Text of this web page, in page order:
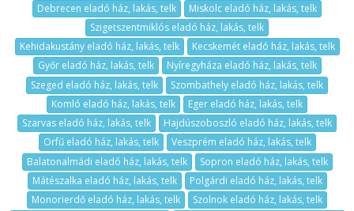
Debrecen eladó ház, lakás, telk
Miskolc eladó ház, lakás, telk
Szigetszentmiklós eladó ház, lakás, telk
Kehidakustány eladó ház, lakás, telk
Kecskemét eladó ház, lakás, telk
Győr eladó ház, lakás, telk
Nyíregyháza eladó ház, lakás, telk
Szeged eladó ház, lakás, telk
Szombathely eladó ház, lakás, telk
Komló eladó ház, lakás, telk
Eger eladó ház, lakás, telk
Szarvas eladó ház, lakás, telk
Hajdúszoboszló eladó ház, lakás, telk
Orfű eladó ház, lakás, telk
Veszprém eladó ház, lakás, telk
Balatonalmádi eladó ház, lakás, telk
Sopron eladó ház, lakás, telk
Mátészalka eladó ház, lakás, telk
Polgárdi eladó ház, lakás, telk
Monorierdő eladó ház, lakás, telk
Szolnok eladó ház, lakás, telk